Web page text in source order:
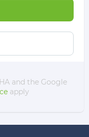
and the Google
apply